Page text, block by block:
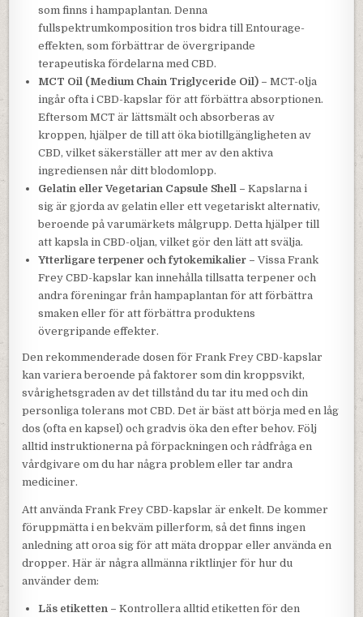
som finns i hampaplantan. Denna
fullspektrumkomposition tros bidra till Entourage-
effekten, som förbättrar de övergripande
terapeutiska fördelarna med CBD.
MCT Oil (Medium Chain Triglyceride Oil) – MCT-olja
ingår ofta i CBD-kapslar för att förbättra absorptionen.
Eftersom MCT är lättsmält och absorberas av
kroppen, hjälper de till att öka biotillgängligheten av
CBD, vilket säkerställer att mer av den aktiva
ingrediensen når ditt blodomlopp.
Gelatin eller Vegetarian Capsule Shell – Kapslarna i
sig är gjorda av gelatin eller ett vegetariskt alternativ,
beroende på varumärkets målgrupp. Detta hjälper till
att kapsla in CBD-oljan, vilket gör den lätt att svälja.
Ytterligare terpener och fytokemikalier – Vissa Frank
Frey CBD-kapslar kan innehålla tillsatta terpener och
andra föreningar från hampaplantan för att förbättra
smaken eller för att förbättra produktens
övergripande effekter.
Den rekommenderade dosen för Frank Frey CBD-kapslar
kan variera beroende på faktorer som din kroppsvikt,
svårighetsgraden av det tillstånd du tar itu med och din
personliga tolerans mot CBD. Det är bäst att börja med en låg
dos (ofta en kapsel) och gradvis öka den efter behov. Följ
alltid instruktionerna på förpackningen och rådfråga en
vårdgivare om du har några problem eller tar andra
mediciner.
Att använda Frank Frey CBD-kapslar är enkelt. De kommer
föruppmätta i en bekväm pillerform, så det finns ingen
anledning att oroa sig för att mäta droppar eller använda en
dropper. Här är några allmänna riktlinjer för hur du
använder dem:
Läs etiketten – Kontrollera alltid etiketten för den